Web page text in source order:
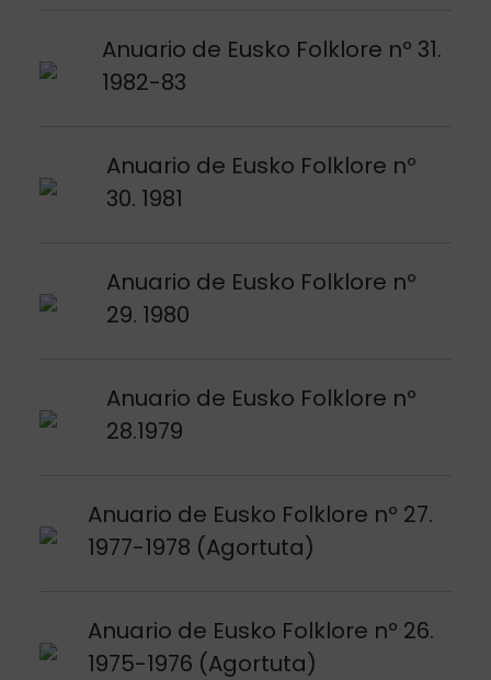
Anuario de Eusko Folklore nº 31.
1982-83
Argitalpena ikusi
Anuario de Eusko Folklore nº
30. 1981
Argitalpena ikusi
Anuario de Eusko Folklore nº
29. 1980
Argitalpena ikusi
Anuario de Eusko Folklore nº
28.1979
Argitalpena ikusi
Anuario de Eusko Folklore nº 27.
1977-1978 (Agortuta)
Argitalpena ikusi
Anuario de Eusko Folklore nº 26.
1975-1976 (Agortuta)
Argitalpena ikusi